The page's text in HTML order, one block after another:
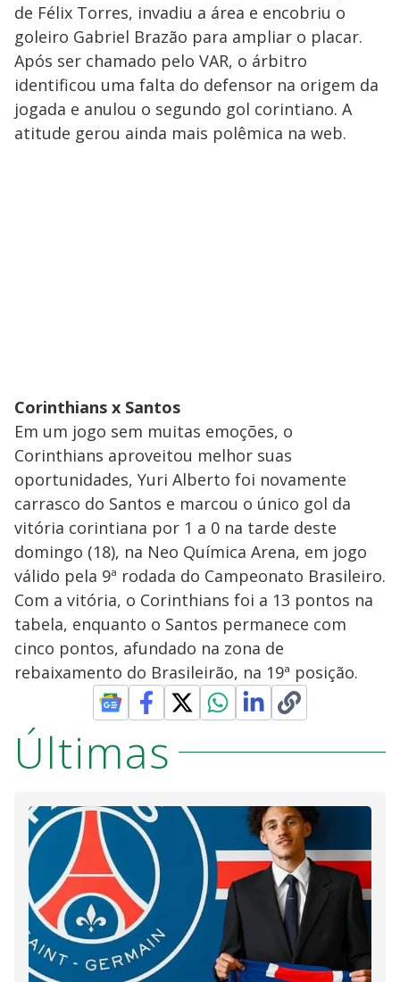
de Félix Torres, invadiu a área e encobriu o
goleiro Gabriel Brazão para ampliar o placar.
Após ser chamado pelo VAR, o árbitro
identificou uma falta do defensor na origem da
jogada e anulou o segundo gol corintiano. A
atitude gerou ainda mais polêmica na web.
Corinthians x Santos
Em um jogo sem muitas emoções, o
Corinthians aproveitou melhor suas
oportunidades, Yuri Alberto foi novamente
carrasco do Santos e marcou o único gol da
vitória corintiana por 1 a 0 na tarde deste
domingo (18), na Neo Química Arena, em jogo
válido pela 9ª rodada do Campeonato Brasileiro.
Com a vitória, o Corinthians foi a 13 pontos na
tabela, enquanto o Santos permanece com
cinco pontos, afundado na zona de
rebaixamento do Brasileirão, na 19ª posição.
Últimas